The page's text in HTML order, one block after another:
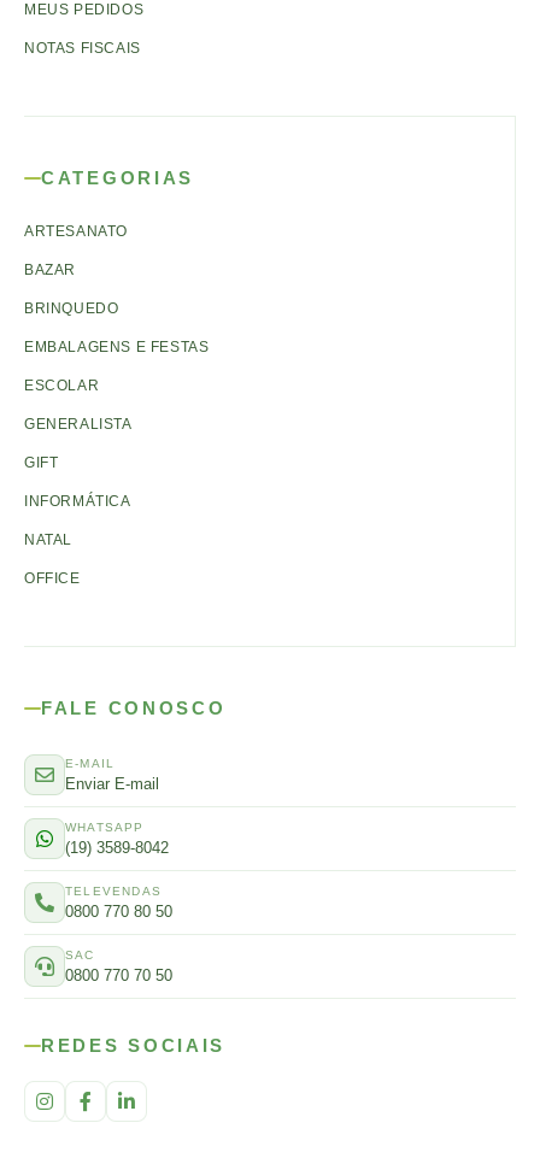
MEUS PEDIDOS
NOTAS FISCAIS
CATEGORIAS
ARTESANATO
BAZAR
BRINQUEDO
EMBALAGENS E FESTAS
ESCOLAR
GENERALISTA
GIFT
INFORMÁTICA
NATAL
OFFICE
FALE CONOSCO
E-MAIL
Enviar E-mail
WHATSAPP
(19) 3589-8042
TELEVENDAS
0800 770 80 50
SAC
0800 770 70 50
REDES SOCIAIS